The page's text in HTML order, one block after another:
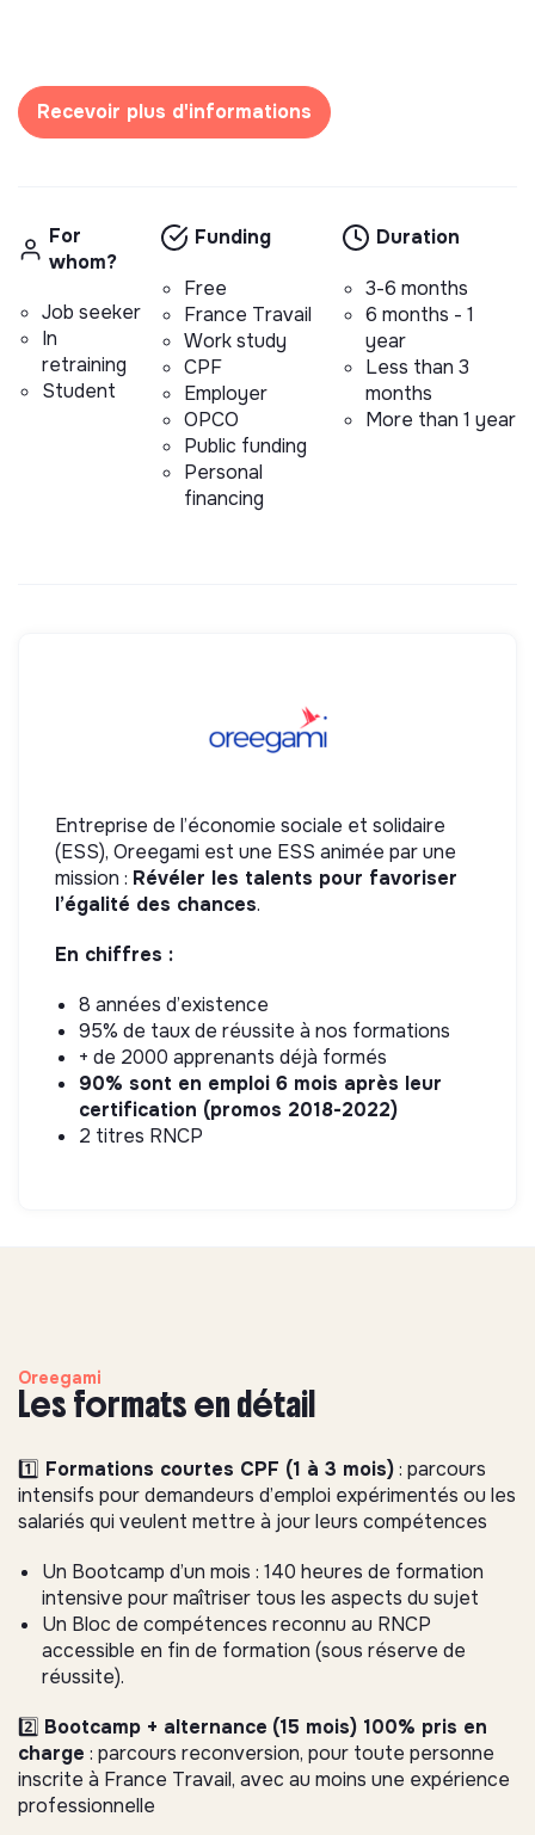
Recevoir plus d'informations
For
whom?
Job seeker
In
retraining
Student
Funding
Free
France Travail
Work study
CPF
Employer
OPCO
Public funding
Personal
financing
Duration
3-6 months
6 months - 1
year
Less than 3
months
More than 1 year
Entreprise de l’économie sociale et solidaire
(ESS), Oreegami est une ESS animée par une
mission : Révéler les talents pour favoriser
l’égalité des chances.
En chiffres :
8 années d’existence
95% de taux de réussite à nos formations
+ de 2000 apprenants déjà formés
90% sont en emploi 6 mois après leur
certification (promos 2018-2022)
2 titres RNCP
Oreegami
Les formats en détail
1️⃣ Formations courtes CPF (1 à 3 mois): parcours
intensifs pour demandeurs d’emploi expérimentés ou les
salariés qui veulent mettre à jour leurs compétences
Un Bootcamp d’un mois : 140 heures de formation
intensive pour maîtriser tous les aspects du sujet
Un Bloc de compétences reconnu au RNCP
accessible en fin de formation (sous réserve de
réussite).
2️⃣ Bootcamp + alternance (15 mois) 100% pris en
charge : parcours reconversion, pour toute personne
inscrite à France Travail, avec au moins une expérience
professionnelle